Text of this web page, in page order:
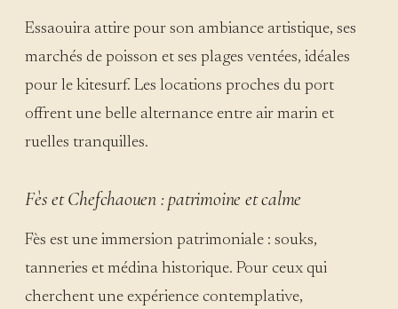
Essaouira attire pour son ambiance artistique, ses
marchés de poisson et ses plages ventées, idéales
pour le kitesurf. Les locations proches du port
offrent une belle alternance entre air marin et
ruelles tranquilles.
Fès et Chefchaouen : patrimoine et calme
Fès est une immersion patrimoniale : souks,
tanneries et médina historique. Pour ceux qui
cherchent une expérience contemplative,